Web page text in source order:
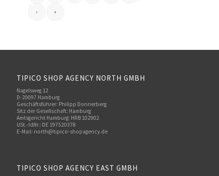
› »
TIPICO SHOP AGENCY NORTH GMBH
Nagelsweg 12
D-20097 Hamburg
Geschäftsführer: Philipp Donnerberg
Sitz der Gesellschaft: Hamburg
Amtsgericht Hamburg: HRB 102902
USt.-IdNr.: DE 197520378
E-Mail: north@tipico-shopagency.de
TIPICO SHOP AGENCY EAST GMBH